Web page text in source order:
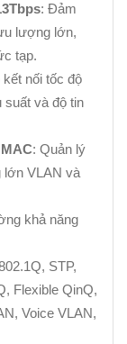
: Đảm
lượng lớn,
tạp.
kết nối tốc độ
suất và độ tin
: Quản lý
lớn VLAN và
khả năng
STP,
Flexible QinQ,
Voice VLAN,